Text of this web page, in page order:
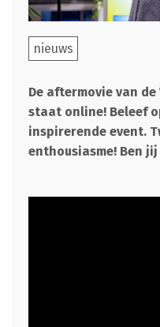
nieuws
De aftermovie van de
staat online! Beleef
inspirerende event.
enthousiasme! Ben